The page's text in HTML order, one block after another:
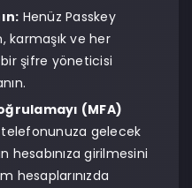
Henüz Passkey
karmaşık ve her
şifre yöneticisi
(MFA)
telefonunuza gelecek
girilmesini
hesaplarınızda